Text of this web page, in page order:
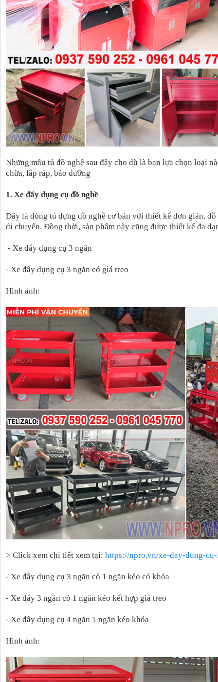
Những mẫu tủ đồ nghề sau đây cho dù là bạn lựa chọn loại
chữa, lắp ráp, bảo dưỡng
1. Xe đẩy dụng cụ đồ nghề
Đây là dòng tủ đựng đồ nghề cơ bản với thiết kế đơn giản,
di chuyển. Đồng thời, sản phẩm này cũng được thiết kế đa
- Xe đẩy dụng cụ 3 ngăn
- Xe đẩy dụng cụ 3 ngăn có giá treo
Hình ảnh:
> Click xem chi tiết xem tại: https://npro.vn/xe-day-dung-
- Xe đẩy dụng cụ 3 ngăn có 1 ngăn kéo có khóa
- Xe đẩy 3 ngăn có 1 ngăn kéo kết hợp giá treo
- Xe đẩy dụng cụ 4 ngăn 1 ngăn kéo khóa
Hình ảnh: